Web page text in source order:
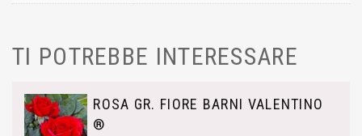
TI POTREBBE INTERESSARE
ROSA GR. FIORE BARNI VALENTINO
®